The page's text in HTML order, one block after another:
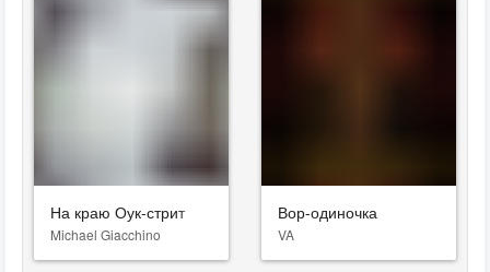
На краю Оук-стрит
Michael Giacchino
Вор-одиночка
VA